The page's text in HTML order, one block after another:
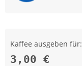
Kaffee ausgeben für:
3,00 €